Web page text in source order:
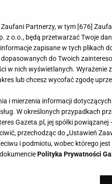
Partnerzy, w tym [676]
z o.o., będą przetwarzać Twoje
zapisane w tych plikach
do Twoich
w nich wyświetlanych. Wyrażenie
lub chcesz wycofać zgodę
i mierzenia informacji
W określonych przypadkach
Gazeta.pl, jej spółki powiązanej
przechodząc do „Ustawień
i podmiotu, wobec którego jest
Polityka Prywatności